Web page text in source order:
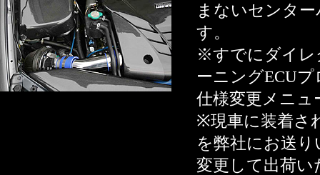
まないセンタ
す。
※すでにダイレ
ーニングECU
仕様変更メニュ
※現車に装着さ
を弊社にお送
変更して出荷い